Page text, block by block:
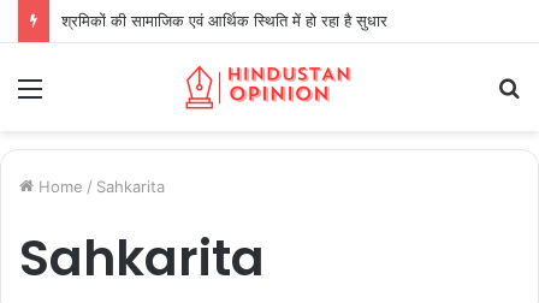
श्रमिकों की सामाजिक एवं आर्थिक स्थिति में हो रहा है सुधार
Home / Sahkarita
Sahkarita